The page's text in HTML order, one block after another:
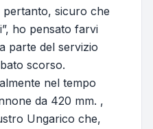
pertanto, sicuro che
ho pensato farvi
parte del servizio
scorso.
nel tempo
da 420 mm. ,
Ungarico che,